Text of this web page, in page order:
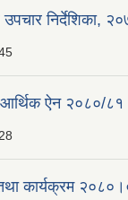
निर्देशिका,
आर्थिक ऐन २०८०/८१
तथा कार्यक्रम